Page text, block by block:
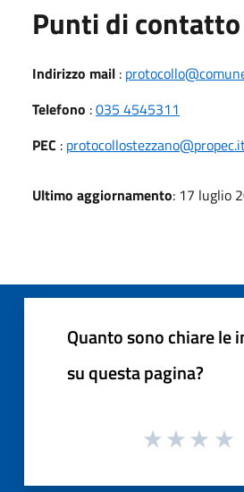
Punti di contatto
Indirizzo mail :
Telefono :035 4545311
PEC :
Ultimo aggiornamento: 17 luglio
Quanto sono chiare le
su questa pagina?